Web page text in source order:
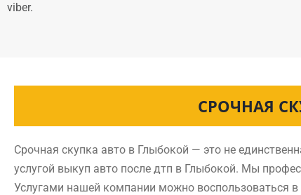
viber.
СРОЧНАЯ
Срочная скупка авто в Глыбокой — это не
услугой выкуп авто после дтп в Глыбокой. Мы
Услугами нашей компании можно воспользоваться